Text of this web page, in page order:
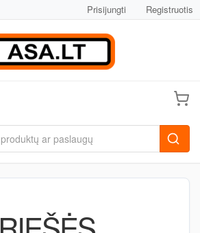
Prisijungti Registruotis